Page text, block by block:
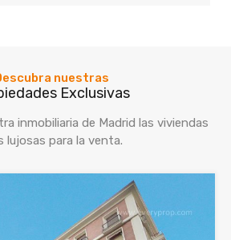
nuestras
Exclusivas
inmobiliaria de Madrid las viviendas
lujosas para la venta.